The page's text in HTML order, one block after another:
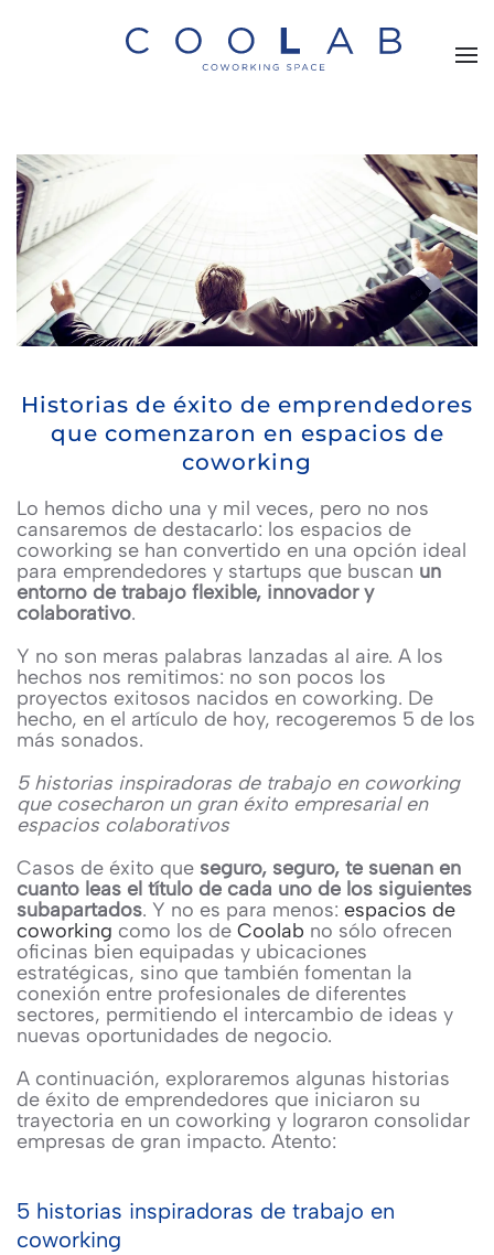
Skip to main content
Historias de éxito de emprendedores
que comenzaron en espacios de
coworking
Lo hemos dicho una y mil veces, pero no nos
cansaremos de destacarlo: los espacios de
coworking se han convertido en una opción ideal
para emprendedores y startups que buscan un
entorno de trabajo flexible, innovador y
colaborativo.
Y no son meras palabras lanzadas al aire. A los
hechos nos remitimos: no son pocos los
proyectos exitosos nacidos en coworking. De
hecho, en el artículo de hoy, recogeremos 5 de los
más sonados.
5 historias inspiradoras de trabajo en coworking
que cosecharon un gran éxito empresarial en
espacios colaborativos
Casos de éxito que seguro, seguro, te suenan en
cuanto leas el título de cada uno de los siguientes
subapartados. Y no es para menos: espacios de
coworking como los de Coolab no sólo ofrecen
oficinas bien equipadas y ubicaciones
estratégicas, sino que también fomentan la
conexión entre profesionales de diferentes
sectores, permitiendo el intercambio de ideas y
nuevas oportunidades de negocio.
A continuación, exploraremos algunas historias
de éxito de emprendedores que iniciaron su
trayectoria en un coworking y lograron consolidar
empresas de gran impacto. Atento:
5 historias inspiradoras de trabajo en
coworking